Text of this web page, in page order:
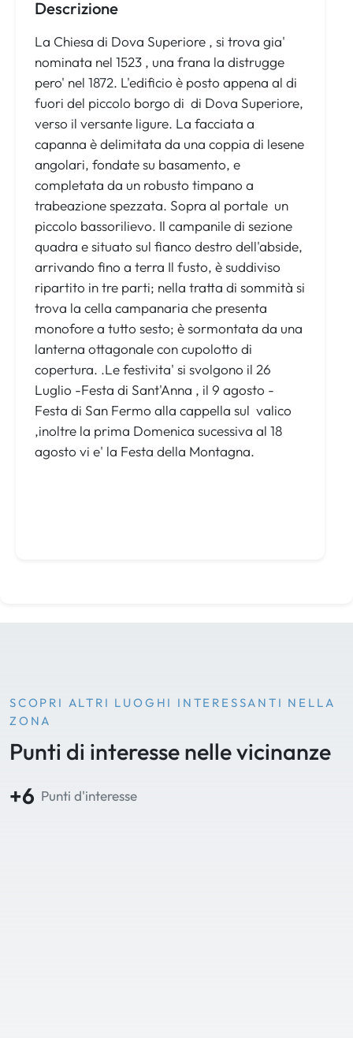
Descrizione
La Chiesa di Dova Superiore , si trova gia'
nominata nel 1523 , una frana la distrugge
pero' nel 1872. L'edificio è posto appena al di
fuori del piccolo borgo di di Dova Superiore,
verso il versante ligure. La facciata a
capanna è delimitata da una coppia di lesene
angolari, fondate su basamento, e
completata da un robusto timpano a
trabeazione spezzata. Sopra al portale un
piccolo bassorilievo. Il campanile di sezione
quadra e situato sul fianco destro dell'abside,
arrivando fino a terra Il fusto, è suddiviso
ripartito in tre parti; nella tratta di sommità si
trova la cella campanaria che presenta
monofore a tutto sesto; è sormontata da una
lanterna ottagonale con cupolotto di
copertura. .Le festivita' si svolgono il 26
Luglio -Festa di Sant'Anna , il 9 agosto -
Festa di San Fermo alla cappella sul valico
,inoltre la prima Domenica sucessiva al 18
agosto vi e' la Festa della Montagna.
SCOPRI ALTRI LUOGHI INTERESSANTI NELLA
ZONA
Punti di interesse nelle vicinanze
+6 Punti d'interesse